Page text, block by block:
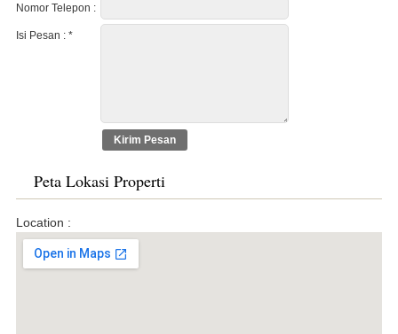
Nomor Telepon :
Isi Pesan : *
Peta Lokasi Properti
Location :